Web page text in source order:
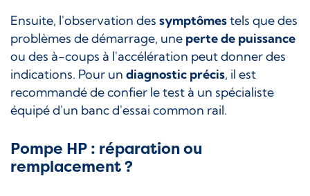
Ensuite, l'observation des symptômestels que des
problèmes de démarrage, une perte de puissance
ou des à-coups à l'accélération peut donner des
indications. Pour un diagnostic précis, il est
recommandé de confier le test à un spécialiste
équipé d'un banc d'essai common rail.
Pompe HP : réparation ou
remplacement ?